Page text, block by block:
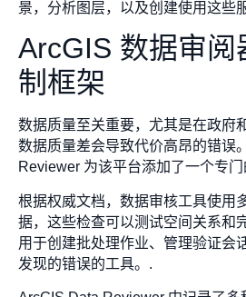
景，分析图层，以及创建使用这些
ArcGIS 数据审阅
制框架
数据质量至关重要，尤其是在政府
数据质量差会导致代价高昂的错误
Reviewer 为该平台添加了一个专
根据权威文档，数据审核工具使用
据，这些检查可以测试空间关系和
用于创建批处理作业、管理验证会
发现的错误的工具。.